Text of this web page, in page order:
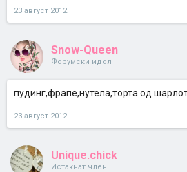
23 август 2012
Snow-Queen
Форумски идол
пудинг,фрапе,нутела,торта од
23 август 2012
Unique.chick
Истакнат член